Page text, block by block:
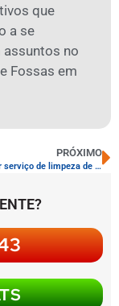
que
a se
no
Fossas em
PRÓXIMO
Onde encontrar serviço de limpeza de fossa